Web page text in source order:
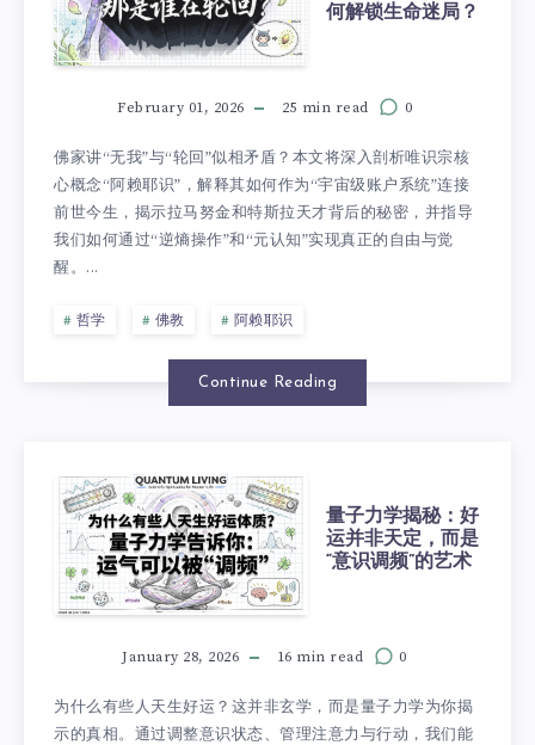
何解锁生命迷局？
February 01, 2026 25 min read 0
佛家讲“无我”与“轮回”似相矛盾？本文将深入剖析唯识宗核
心概念“阿赖耶识”，解释其如何作为“宇宙级账户系统”连接
前世今生，揭示拉马努金和特斯拉天才背后的秘密，并指导
我们如何通过“逆熵操作”和“元认知”实现真正的自由与觉
醒。...
哲学 佛教 阿赖耶识
Continue Reading
量子力学揭秘：好
运并非天定，而是
“意识调频”的艺术
January 28, 2026 16 min read 0
为什么有些人天生好运？这并非玄学，而是量子力学为你揭
示的真相。通过调整意识状态、管理注意力与行动，我们能